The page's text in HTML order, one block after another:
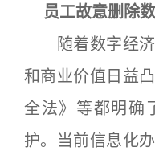
员工故意删除
随着数字经济
和商业价值日益
全法》等都明确
护。当前信息化